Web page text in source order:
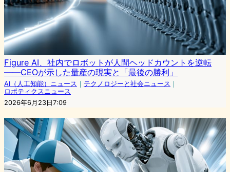
Figure AI、社内でロボットが人間ヘッドカウントを逆転
——CEOが示した量産の現実と「最後の勝利」
AI（人工知能）ニュース ｜ テクノロジーと社会ニュース ｜
ロボティクスニュース
2026年6月23日7:09